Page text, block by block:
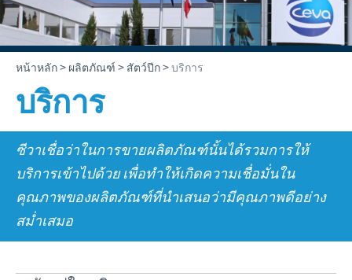
ซีวา แอนิมัล เฮลธ์ ประเทศไทย
ภาพรวมบริษัท
พันธกิจ
ค่านิยม
การวิจัยและพัฒนา
การผลิต
ผู้แทนจำหน่ายผลิตภัณฑ์ในประเทศไทย
ซีวารอบโลก
ผลิตภัณฑ์
สัตว์ปีก
สุกร
สัตว์เล็ก
บทความวิชาการ
สุกร
สัตว์ปีก
ข่าวและสื่อ
แนวโน้มการตลาด
ข่าวสารกิจกรรม ซีวาประเทศไทย
ความรับผิดชอบ
มุ่งมั่นที่จะรับผิดชอบ
ร่วมงานกับเรา
หน้าหลัก> ผลิตภัณฑ์ > สัตว์ปีก>บริการ
บริการ
ซีวาเชื่อว่าในการขายผลิตภัณฑ์นั้นได้รวมการให้
บริการเข้าไปด้วย เพื่อทำให้เกิดความเชื่อมั่นใน
คุณภาพของผลิตภัณฑ์ที่นำเสนอว่ามีคุณภาพดีอย่าง
สม่ำเสมอ